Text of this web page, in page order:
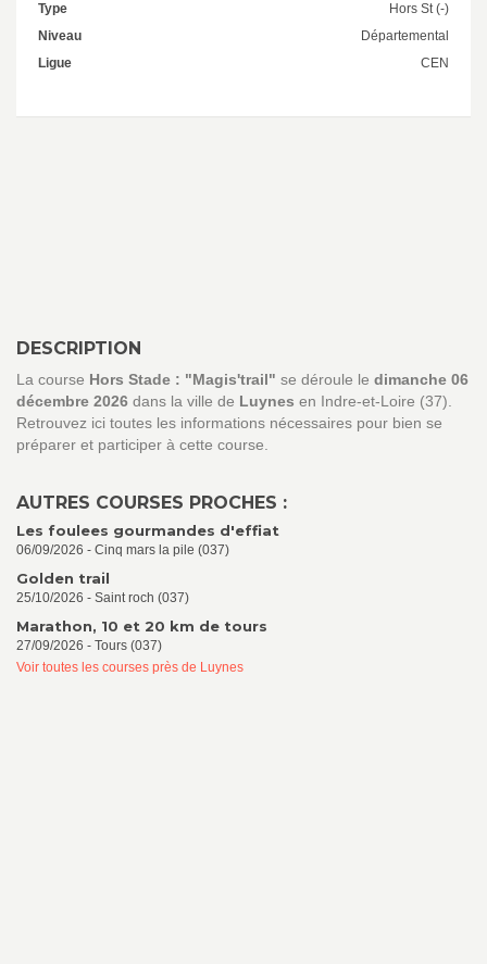
Type
Hors St (-)
Niveau
Départemental
Ligue
CEN
DESCRIPTION
La course Hors Stade : "Magis'trail" se déroule le dimanche 06
décembre 2026 dans la ville de Luynes en Indre-et-Loire (37).
Retrouvez ici toutes les informations nécessaires pour bien se
préparer et participer à cette course.
AUTRES COURSES PROCHES :
Les foulees gourmandes d'effiat
06/09/2026 - Cinq mars la pile (037)
Golden trail
25/10/2026 - Saint roch (037)
Marathon, 10 et 20 km de tours
27/09/2026 - Tours (037)
Voir toutes les courses près de Luynes